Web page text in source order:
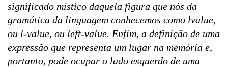
significado místico daquela figura que nós da
gramática da linguagem conhecemos como lvalue,
ou l-value, ou left-value. Enfim, a definição de uma
expressão que representa um lugar na memória e,
portanto, pode ocupar o lado esquerdo de uma